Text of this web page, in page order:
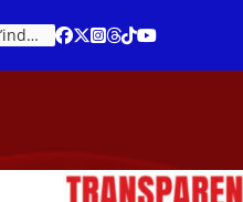
Cacao – Prix minimum garanti : Des producteurs demande son abandon